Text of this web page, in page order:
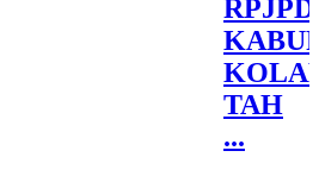
RPJPD
TAH
...